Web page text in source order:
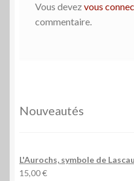
Vous devez vous
commentaire.
Nouveautés
L'Aurochs, symbole de
15,00€